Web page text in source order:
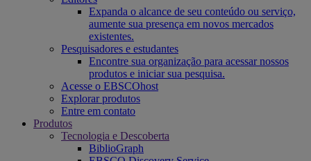
Expanda o alcance de seu conteúdo ou serviço,
aumente sua presença em novos mercados
existentes.
Pesquisadores e estudantes
Encontre sua organização para acessar nossos
produtos e iniciar sua pesquisa.
Acesse o EBSCOhost
Explorar produtos
Entre em contato
Produtos
Tecnologia e Descoberta
BiblioGraph